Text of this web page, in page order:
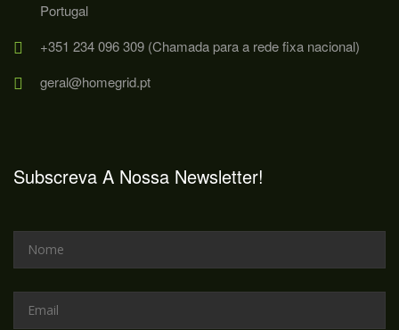
Portugal
+351 234 096 309 (Chamada para a rede fixa nacional)
geral@homegrid.pt
Subscreva A Nossa Newsletter!